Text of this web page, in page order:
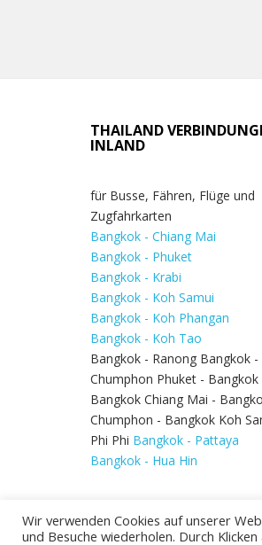
THAILAND
INLAND
für Busse, Fähren, Flüge und
Zugfahrkarten
Bangkok - Chiang Mai
Bangkok - Phuket
Bangkok - Krabi
Bangkok - Koh Samui
Bangkok - Koh Phangan
Bangkok - Koh Tao
Bangkok - Ranong Bangkok -
Chumphon Phuket - Bangkok
Bangkok Chiang Mai -
Chumphon - Bangkok Koh
Phi Phi Bangkok - Pattaya
Bangkok - Hua Hin
Wir verwenden Cookies auf unserer
und Besuche wiederholen. Durch